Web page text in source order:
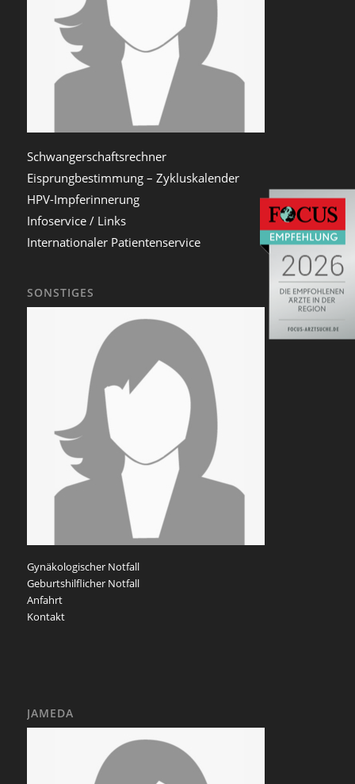
Schwangerschaftsrechner
Eisprungbestimmung – Zykluskalender
HPV-Impferinnerung
Infoservice / Links
Internationaler Patientenservice
SONSTIGES
Gynäkologischer Notfall
Geburtshilflicher Notfall
Anfahrt
Kontakt
JAMEDA